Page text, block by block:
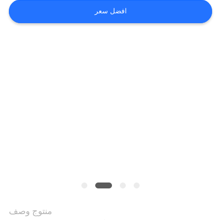
اطلب
اقتباس
افضل سعر
منتوج وصف